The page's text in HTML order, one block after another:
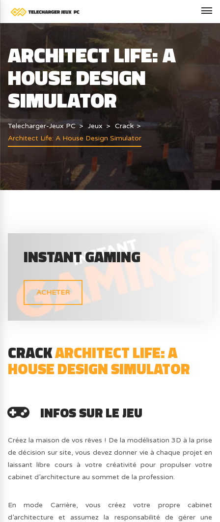
ARCHITECT LIFE: A
HOUSE DESIGN
SIMULATOR
Telecharger-Jeux PC Jeux
Crack
Architect Life: A House Design Simulator
INSTANT GAMING
ACHETER
CRACKARCHITECT LIFE: A
HOUSE DESIGN SIMULATOR
INFOS SUR LE JEU
Créez la maison de vos rêves ! De la modélisation 3D à la prise
de décision sur site, vous devez donner vie à chaque projet en
laissant libre cours à votre créativité pour propulser votre
cabinet d’architecture au sommet de la profession.
En mode Carrière, vous créez votre propre cabinet
d’architecture et assumez la responsabilité de gérer une